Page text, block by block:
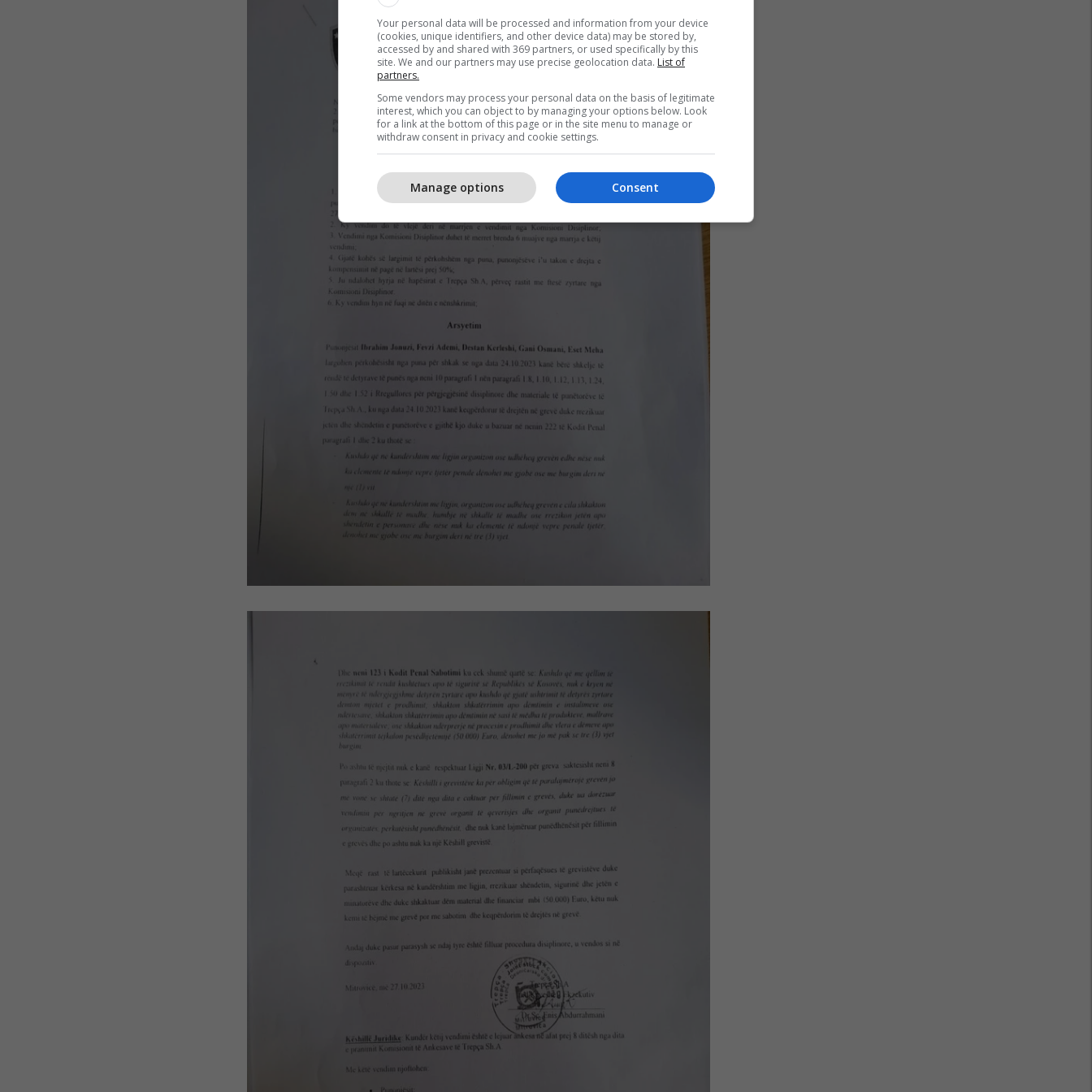
Your personal data will be processed and information from your device
(cookies, unique identifiers, and other device data) may be stored by,
accessed by and shared with 369 partners, or used specifically by this
site. We and our partners may use precise geolocation data. List of
partners.
Some vendors may process your personal data on the basis of legitimate
interest, which you can object to by managing your options below. Look
for a link at the bottom of this page or in the site menu to manage or
withdraw consent in privacy and cookie settings.
Consent
Manage options